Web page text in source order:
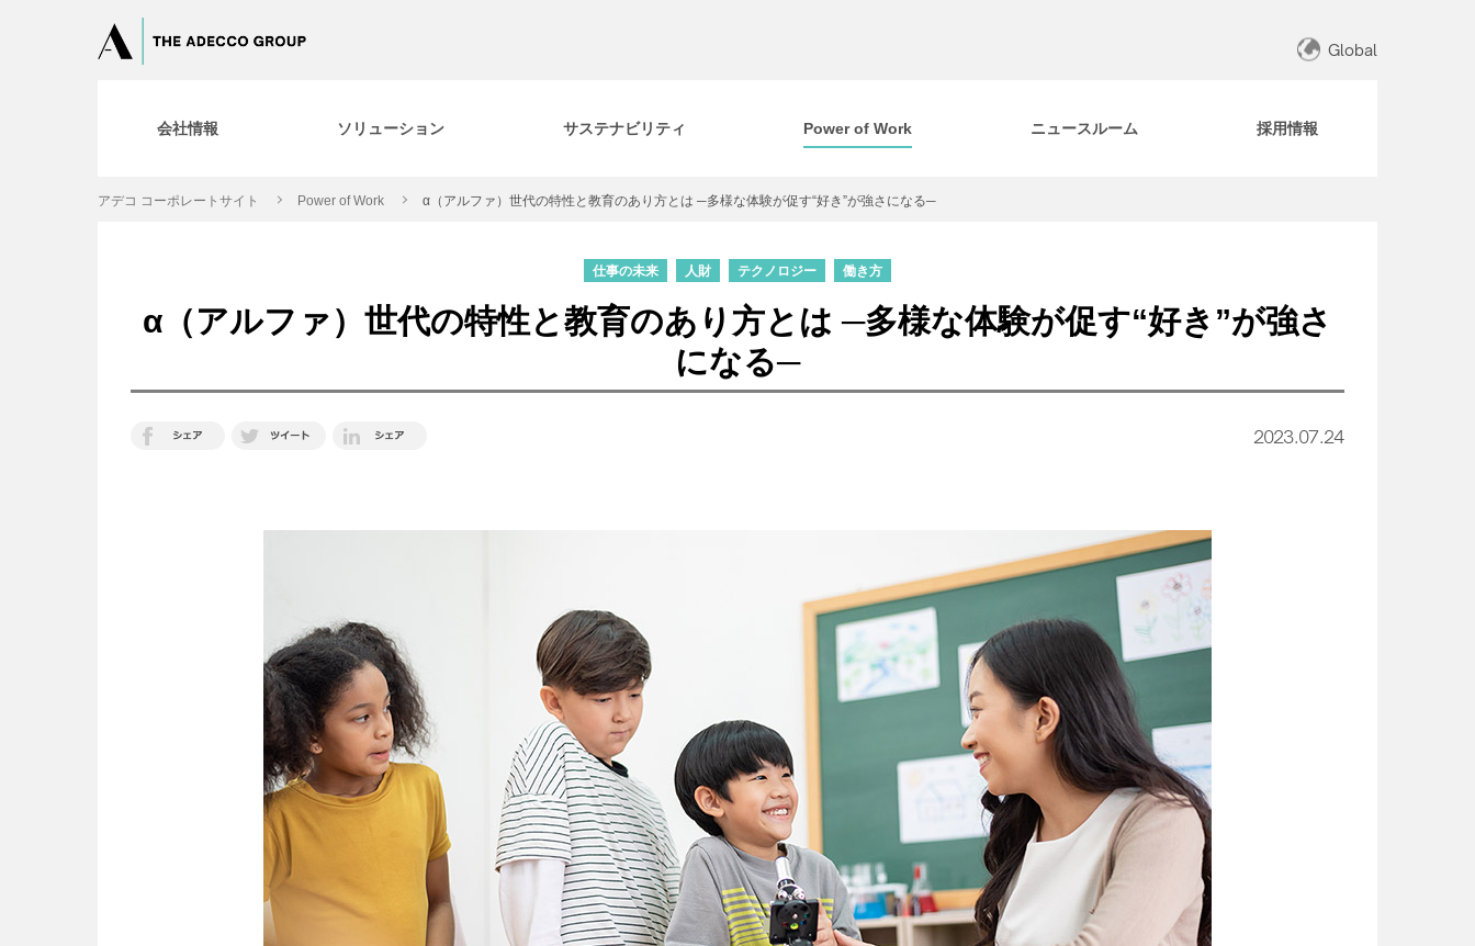
Global
会社情報 ソリューション サステナビリティ Power of Work ニュースルーム 採用情報
アデコ コーポレートサイト Power of Work α（アルファ）世代の特性と教育のあり方とは ─多様な体験が促す“好き”が強さになる─
仕事の未来 人財 テクノロジー 働き方
α（アルファ）世代の特性と教育のあり方とは ─多様な体験が促す“好き”が強さ
になる─
2023.07.24